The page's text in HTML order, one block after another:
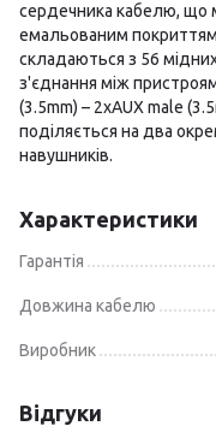
сердечника кабелю, що
емальованим
складаються з 56
з'єднання між
(3.5mm) – 2xAUX male
поділяється на два
навушників.
Характеристики
Гарантія
Довжина кабелю
Виробник
Відгуки